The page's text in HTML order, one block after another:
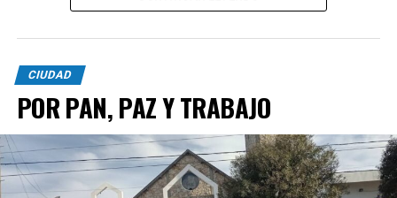
CIUDAD
POR PAN, PAZ Y TRABAJO